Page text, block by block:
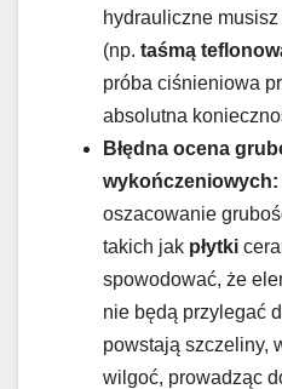
hydrauliczne
(np. taśmą
próba ciśnieniowa
absolutna
Błędna ocena
wykończeniowych:
oszacowanie
takich jak płytki
spowodować, że
nie będą przylegać
powstają szczeliny,
wilgoć, prowadząc